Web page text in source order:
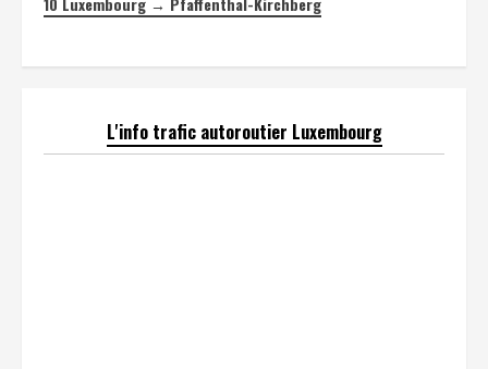
L'info trafic autoroutier Luxembourg